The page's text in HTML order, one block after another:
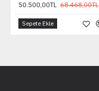
50.500,00TL 68.468,00TL
Sepete Ekle